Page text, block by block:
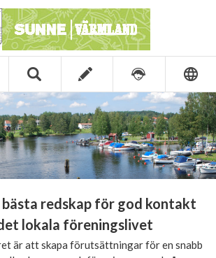
bästa redskap för god kontakt
lokala föreningslivet
är att skapa förutsättningar för en snabb